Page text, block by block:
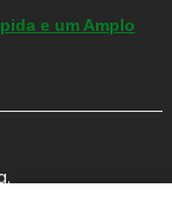
e um Amplo